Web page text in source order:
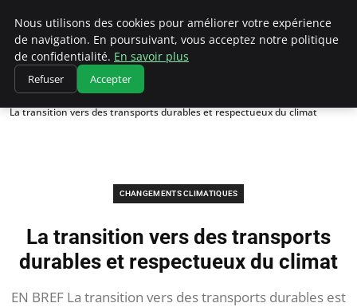
Climatedebtagents
Accueil
Changements climatiques
La transition vers des transports durables et respectueux du climat
CHANGEMENTS CLIMATIQUES
La transition vers des transports
durables et respectueux du climat
EN BREF La transition vers des transports durables est
Nous utilisons des cookies pour améliorer votre expérience
de navigation. En poursuivant, vous acceptez notre politique
de confidentialité. En savoir plus
Refuser Accepter